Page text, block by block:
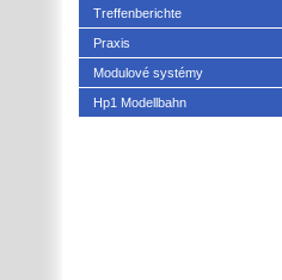
Treffenberichte
Praxis
Modulové systémy
Hp1 Modellbahn